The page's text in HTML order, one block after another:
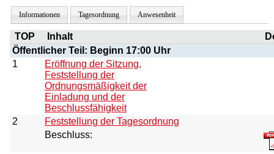
Informationen Tagesordnung Anwesenheit
TOP Inhalt
Öffentlicher Teil: Beginn 17:00 Uhr
1
Eröffnung der Sitzung,
Feststellung der
Ordnungsmäßigkeit der
Einladung und der
Beschlussfähigkeit
2
Feststellung der Tagesordnung
Beschluss: